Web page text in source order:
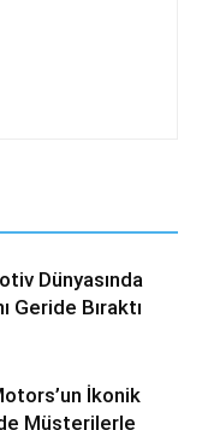
Dünyasında
Geride Bıraktı
İkonik
Müşterilerle